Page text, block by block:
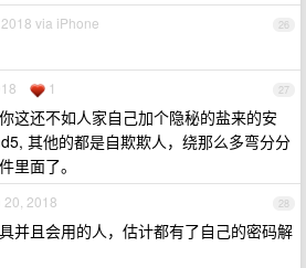
26
via iPhone
27
1
这还不如人家自己加个隐秘的盐来的安
其他的都是自欺欺人，绕那么多弯分分
里面了。
28
20, 2018
并且会用的人，估计都有了自己的密码解